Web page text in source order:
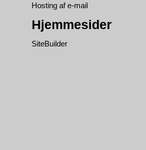
Hosting af e-mail
Hjemmesider
SiteBuilder